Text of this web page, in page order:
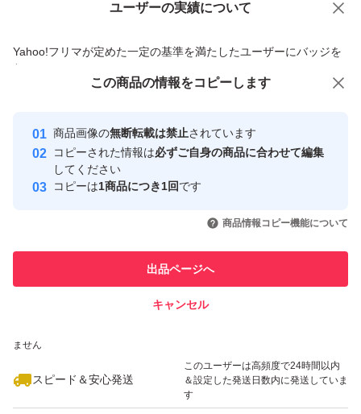
ユーザーの実績について
Yahoo!フリマが定めた一定の基準を満たしたユーザーにバッジを
付与しています
安心取引出品者
心・安全なユーザーです
取引実績
引を完了させた実績があります
での取引実績があります
ません
スピード＆安心発送
このユーザーは高頻度で24時間以内
＆設定した発送日数内に発送していま
す
価格の相談 商品への質問
この商品の情報をコピーします
商品画像の無断転載は禁止されています
コピーされた情報は必ずご自身の商品に合わせて編集
してください
コピーは1商品につき1回です
商品情報コピー機能について
出品ページへ
キャンセル
この商品をみている人にオススメ